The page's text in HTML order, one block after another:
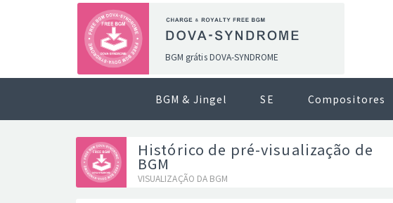
BGM grátis DOVA-SYNDROME
BGM & Jingel SE Compositores
Histórico de pré-visualização de
BGM
VISUALIZAÇÃO DA BGM